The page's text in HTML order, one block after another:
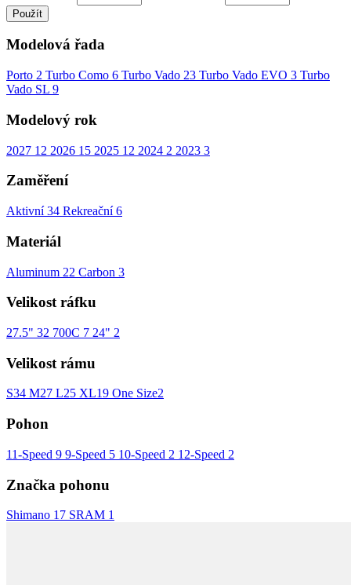
Použít
Modelová řada
Porto 2 Turbo Como 6 Turbo Vado 23 Turbo Vado EVO 3 Turbo
Vado SL 9
Modelový rok
2027 12 2026 15 2025 12 2024 2 2023 3
Zaměření
Aktivní 34 Rekreační 6
Materiál
Aluminum 22 Carbon 3
Velikost ráfku
27.5" 32 700C 7 24" 2
Velikost rámu
S34 M27 L25 XL19 One Size2
Pohon
11-Speed 9 9-Speed 5 10-Speed 2 12-Speed 2
Značka pohonu
Shimano 17 SRAM 1